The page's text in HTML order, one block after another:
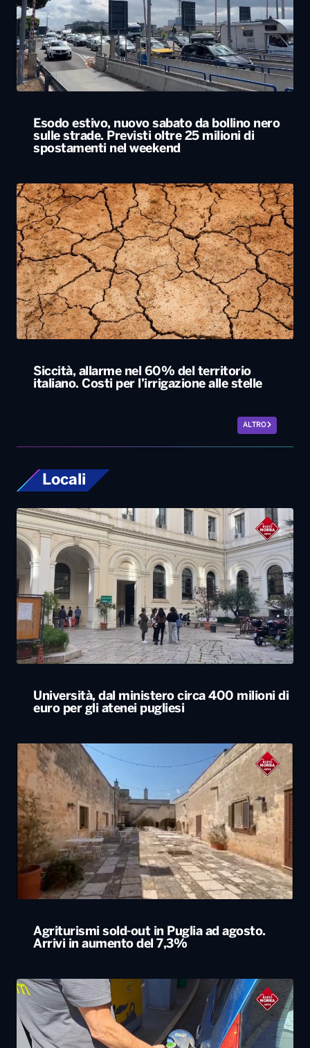
Esodo estivo, nuovo sabato da bollino nero
sulle strade. Previsti oltre 25 milioni di
spostamenti nel weekend
Siccità, allarme nel 60% del territorio
italiano. Costi per l’irrigazione alle stelle
ALTRO
Locali
Università, dal ministero circa 400 milioni di
euro per gli atenei pugliesi
Agriturismi sold-out in Puglia ad agosto.
Arrivi in aumento del 7,3%